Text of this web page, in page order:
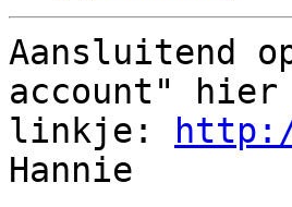
Aansluitend
account" hier
linkje:
Hannie